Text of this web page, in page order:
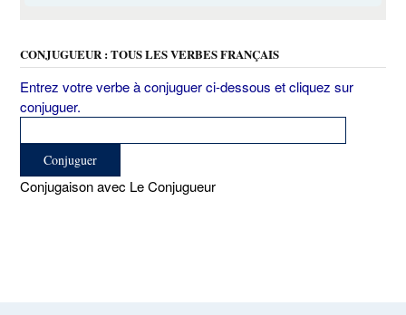
CONJUGUEUR : TOUS LES VERBES FRANÇAIS
Entrez votre verbe à conjuguer ci-dessous et cliquez sur
conjuguer.
Conjugaison avec Le Conjugueur